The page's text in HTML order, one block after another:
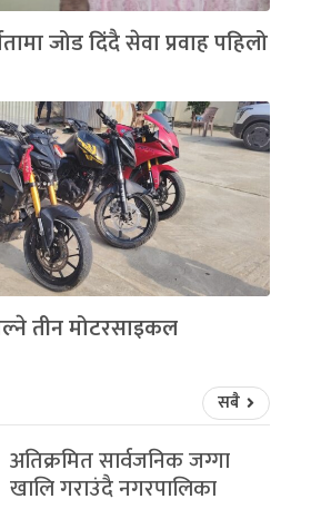
जोड दिंदै सेवा प्रवाह पहिलो
तीन मोटरसाइकल
सबै
अतिक्रमित सार्वजनिक जग्गा
खालि गराउंदै नगरपालिका